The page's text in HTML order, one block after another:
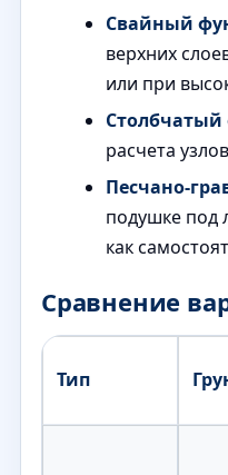
Свайный
верхних
или при
расчета
Песчано-
подушке под
как
Сравнение
Тип